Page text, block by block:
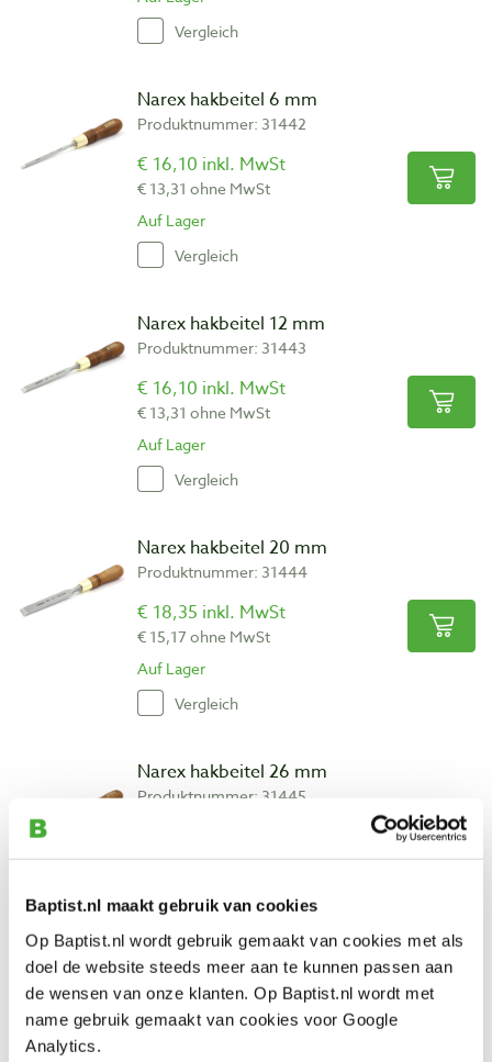
Baptist.nl maakt gebruik van cookies
Op Baptist.nl wordt gebruik gemaakt van cookies met als
doel de website steeds meer aan te kunnen passen aan
de wensen van onze klanten. Op Baptist.nl wordt met
name gebruik gemaakt van cookies voor Google
Analytics.
Vergleich
Narex hakbeitel 6 mm
Produktnummer: 31442
€ 16,10 inkl. MwSt
€ 13,31 ohne MwSt
Auf Lager
Vergleich
Narex hakbeitel 12 mm
Produktnummer: 31443
€ 16,10 inkl. MwSt
€ 13,31 ohne MwSt
Auf Lager
Vergleich
Narex hakbeitel 20 mm
Produktnummer: 31444
€ 18,35 inkl. MwSt
€ 15,17 ohne MwSt
Auf Lager
Vergleich
Narex hakbeitel 26 mm
Produktnummer: 31445
€ 15,54 ohne MwSt
Narex Heavy Duty hakbeitel met
kunststof heft 20 mm